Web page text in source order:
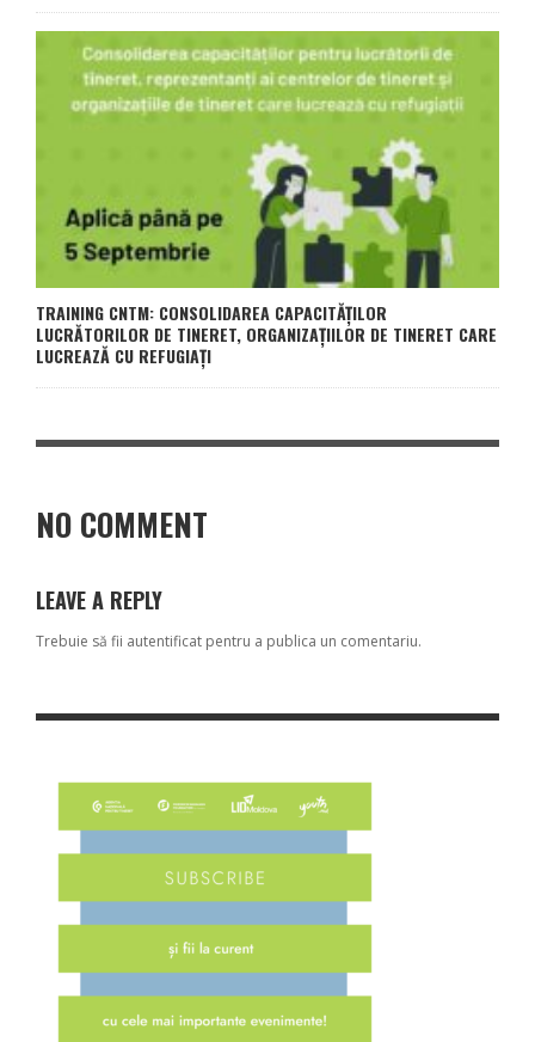
TRAINING CNTM: CONSOLIDAREA CAPACITĂȚILOR
LUCRĂTORILOR DE TINERET, ORGANIZAȚIILOR DE TINERET CARE
LUCREAZĂ CU REFUGIAȚI
NO COMMENT
LEAVE A REPLY
Trebuie să fii autentificat pentru a publica un comentariu.